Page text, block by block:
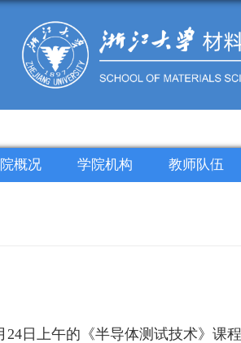
概况 学院机构 教师队伍
日上午的《半导体测试技术》课